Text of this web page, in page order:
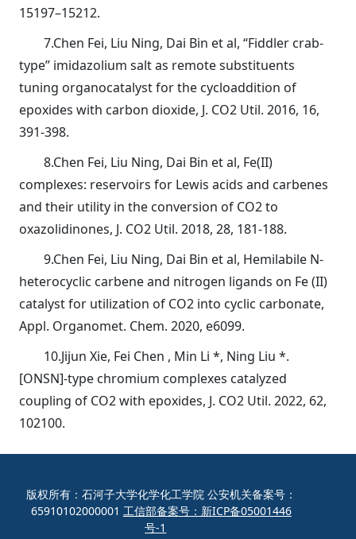
15197–15212.
7.Chen Fei, Liu Ning, Dai Bin et al, “Fiddler crab-
type” imidazolium salt as remote substituents
tuning organocatalyst for the cycloaddition of
epoxides with carbon dioxide, J. CO2 Util. 2016, 16,
391-398.
8.Chen Fei, Liu Ning, Dai Bin et al, Fe(II)
complexes: reservoirs for Lewis acids and carbenes
and their utility in the conversion of CO2 to
oxazolidinones, J. CO2 Util. 2018, 28, 181-188.
9.Chen Fei, Liu Ning, Dai Bin et al, Hemilabile N-
heterocyclic carbene and nitrogen ligands on Fe (II)
catalyst for utilization of CO2 into cyclic carbonate,
Appl. Organomet. Chem. 2020, e6099.
10.Jijun Xie, Fei Chen , Min Li *, Ning Liu *.
[ONSN]-type chromium complexes catalyzed
coupling of CO2 with epoxides, J. CO2 Util. 2022, 62,
102100.
版权所有：石河子大学化学化工学院 公安机关备案号：
65910102000001 工信部备案号：新ICP备05001446
号-1